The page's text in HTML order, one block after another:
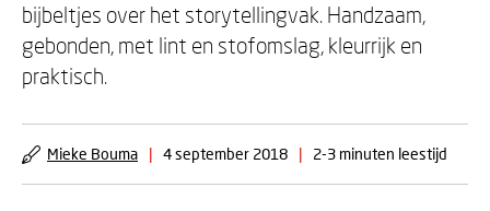
bijbeltjes over het storytellingvak. Handzaam,
gebonden, met lint en stofomslag, kleurrijk en
praktisch.
Mieke Bouma | 4 september 2018 | 2-3 minuten leestijd